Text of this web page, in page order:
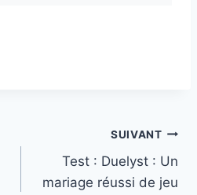
SUIVANT
Test : Duelyst : Un
mariage réussi de jeu